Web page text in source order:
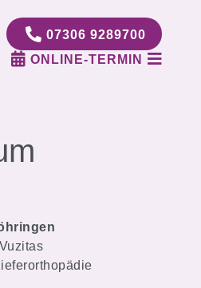
07306 9289700
ONLINE-TERMIN